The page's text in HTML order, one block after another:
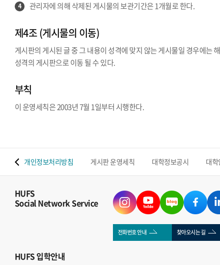
4 관리자에 의해 삭제된 게시물의 보관기간은 1개월로 한다.
제4조 (게시물의 이동)
게시판의 게시된 글 중 그 내용이 성격에 맞지 않는 게시물일 경우에는
성격의 게시판으로 이동 될 수 있다.
부칙
이 운영세칙은 2003년 7월 1일부터 시행한다.
개인정보처리방침 게시판 운영세칙 대학정보공시 대
HUFS
Social Network Service
전화번호 안내 찾아오시는 길
HUFS입학안내